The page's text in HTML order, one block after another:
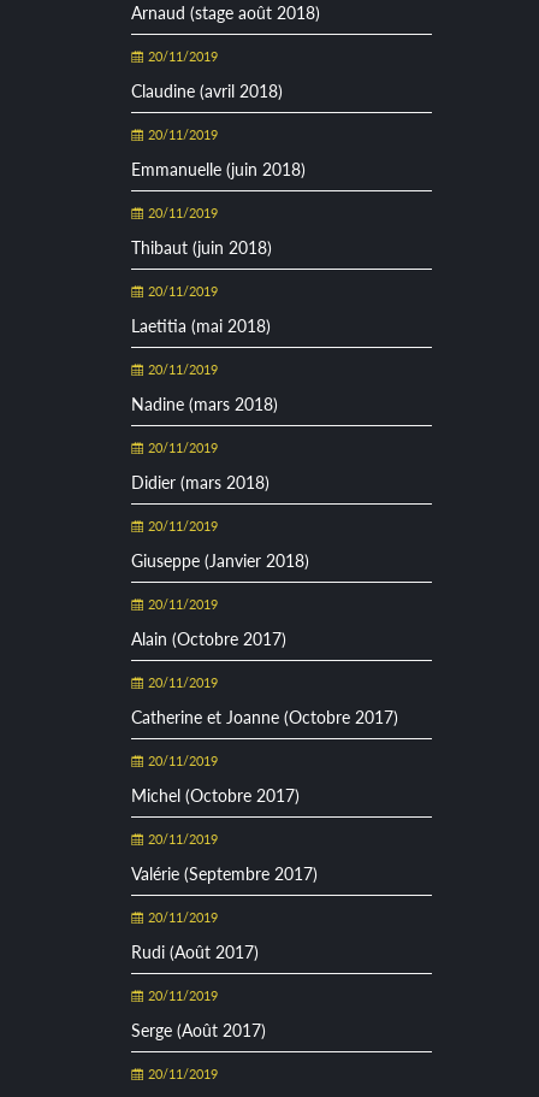
Arnaud (stage août 2018)
20/11/2019
Claudine (avril 2018)
20/11/2019
Emmanuelle (juin 2018)
20/11/2019
Thibaut (juin 2018)
20/11/2019
Laetitia (mai 2018)
20/11/2019
Nadine (mars 2018)
20/11/2019
Didier (mars 2018)
20/11/2019
Giuseppe (Janvier 2018)
20/11/2019
Alain (Octobre 2017)
20/11/2019
Catherine et Joanne (Octobre 2017)
20/11/2019
Michel (Octobre 2017)
20/11/2019
Valérie (Septembre 2017)
20/11/2019
Rudi (Août 2017)
20/11/2019
Serge (Août 2017)
20/11/2019